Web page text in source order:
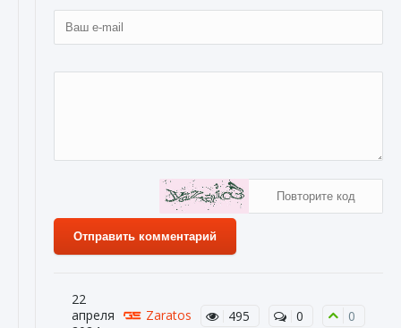
Отправить комментарий
22
апреля
Zaratos 495 0 0